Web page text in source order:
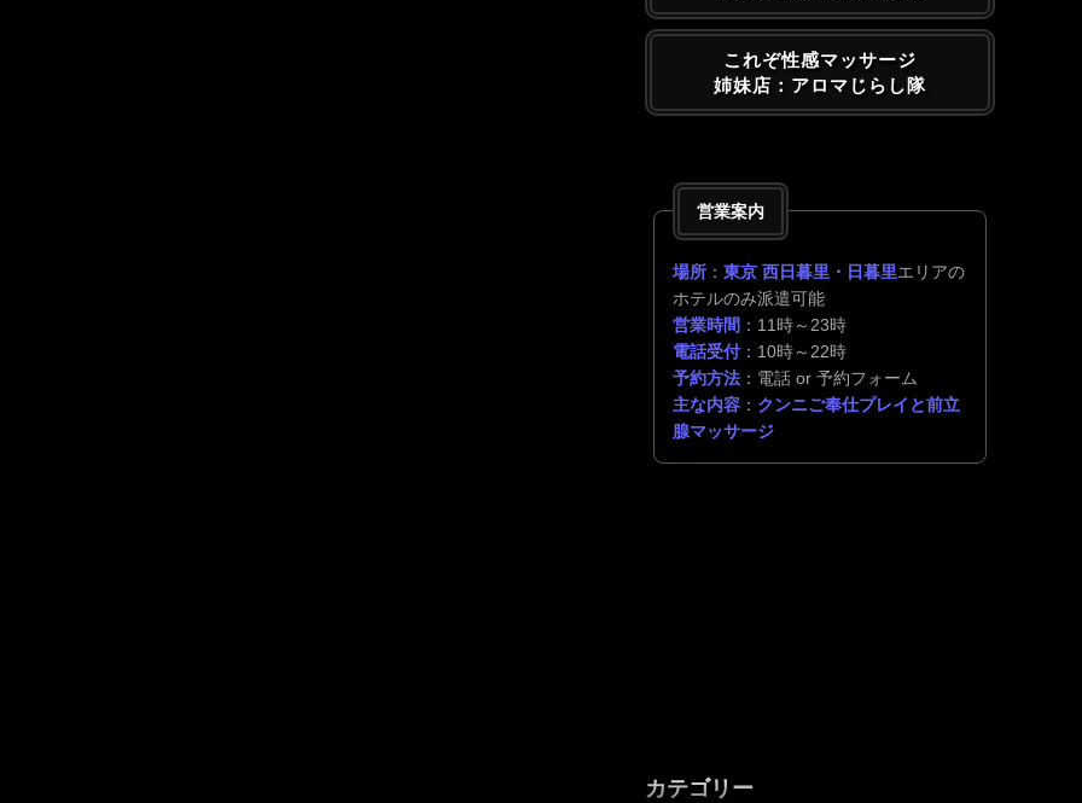
これぞ性感マッサージ
姉妹店：アロマじらし隊
営業案内
場所 ： 東京 西日暮里・日暮里エリアの
ホテルのみ派遣可能
営業時間 ：11時～23時
電話受付：10時～22時
予約方法 ：電話 or 予約フォーム
主な内容 ： クンニご奉仕プレイと前立
腺マッサージ
カテゴリー